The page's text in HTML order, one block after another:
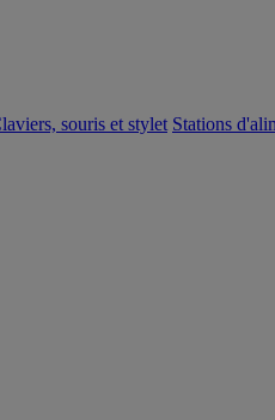
souris et stylet Stations